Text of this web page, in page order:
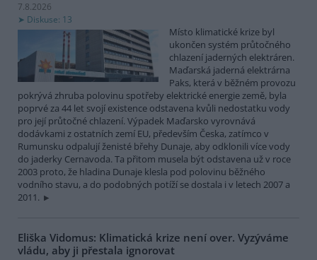
7.8.2026
Diskuse: 13
Místo klimatické krize byl
ukončen systém průtočného
chlazení jaderných elektráren.
Maďarská jaderná elektrárna
Paks, která v běžném provozu
pokrývá zhruba polovinu spotřeby elektrické energie země, byla
poprvé za 44 let svojí existence odstavena kvůli nedostatku vody
pro její průtočné chlazení. Výpadek Maďarsko vyrovnává
dodávkami z ostatních zemí EU, především Česka, zatímco v
Rumunsku odpalují ženisté břehy Dunaje, aby odklonili více vody
do jaderky Cernavoda. Ta přitom musela být odstavena už v roce
2003 proto, že hladina Dunaje klesla pod polovinu běžného
vodního stavu, a do podobných potíží se dostala i v letech 2007 a
2011.
Eliška Vidomus: Klimatická krize není over. Vyzýváme
vládu, aby ji přestala ignorovat